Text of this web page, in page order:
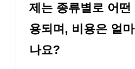
제는 종류별로 어떤
용되며, 비용은 얼
나요?